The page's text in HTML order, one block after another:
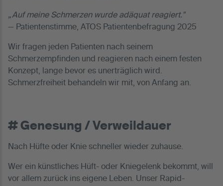
„Auf meine Schmerzen wurde adäquat reagiert."
— Patientenstimme, ATOS Patientenbefragung 2025
Wir fragen jeden Patienten nach seinem
Schmerzempfinden und reagieren nach einem festen
Konzept, lange bevor es unerträglich wird.
Schmerzfreiheit behandeln wir mit, von Anfang an.
# Genesung / Verweildauer
Nach Hüfte oder Knie schneller wieder zuhause.
Wer ein künstliches Hüft- oder Kniegelenk bekommt, will
vor allem zurück ins eigene Leben. Unser Rapid-